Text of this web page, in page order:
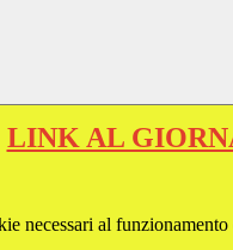
LINK AL
necessari al